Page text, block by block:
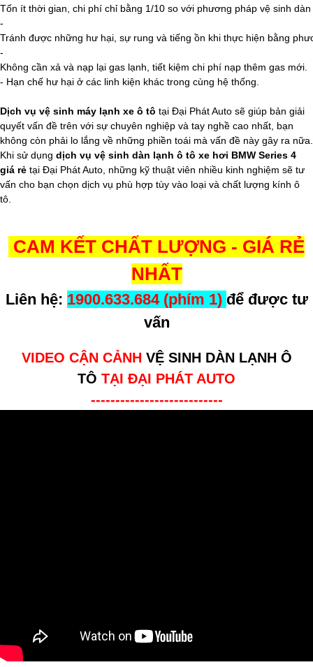
Tốn ít thời gian, chi phí chỉ bằng 1/10 so với phương pháp vệ sinh
-
Tránh được những hư hại, sự rung và tiếng ồn khi thực hiện bằng
-
Không cần xả và nạp lại gas lạnh, tiết kiệm chi phí nạp thêm gas mới.
- Hạn chế hư hại ở các linh kiện khác trong cùng hệ thống.
Dịch vụ vệ sinh máy lạnh xe ô tô tại Đại Phát Auto sẽ giúp bản giải
quyết vấn đề trên với sự chuyên nghiệp và tay nghề cao nhất, bạn
không còn phải lo lắng về những phiền toái mà vấn đề này gây ra nữa.
Khi sử dụng dịch vụ vệ sinh dàn lạnh ô tô xe hơi BMW Series 4
giá rẻ tại Đại Phát Auto, những kỹ thuật viên nhiều kinh nghiệm sẽ tư
vấn cho bạn chọn dịch vụ phù hợp tùy vào loại và chất lượng kính ô
tô.
CAM KẾT CHẤT LƯỢNG - GIÁ RẺ
NHẤT
Liên hệ: 1900.633.684 (phím 1) để được tư
vấn
VIDEO CẬN CẢNH VỆ SINH DÀN LẠNH Ô
TÔ TẠI ĐẠI PHÁT AUTO
---------------------------